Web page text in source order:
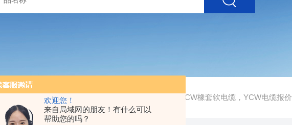
欢迎您！
来自局域网的朋友！有什么可以
帮助您的吗？
/ /通用橡套电缆 / 生产基地YC橡套线，YCW橡套软电缆，YCW电缆报价